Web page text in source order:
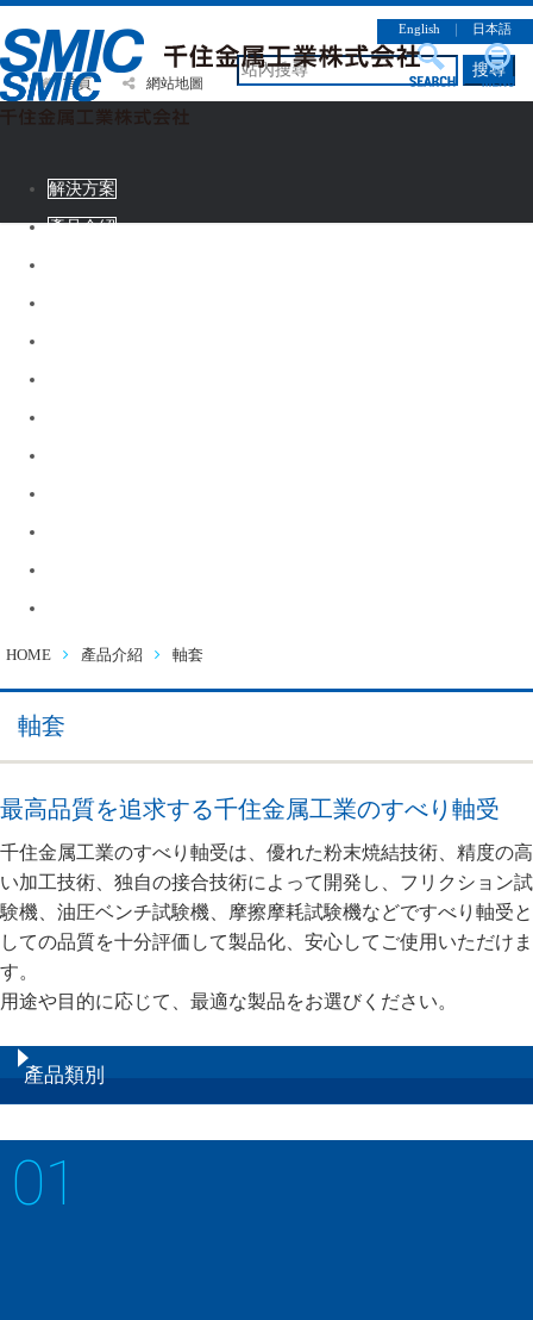
English ｜ 日本語
首頁 網站地圖
搜尋
解決方案
產品介紹
HOME 產品介紹 軸套
軸套
最高品質を追求する千住金属工業のすべり軸受
千住金属工業のすべり軸受は、優れた粉末焼結技術、精度の高
い加工技術、独自の接合技術によって開発し、フリクション試
験機、油圧ベンチ試験機、摩擦摩耗試験機などですべり軸受と
しての品質を十分評価して製品化、安心してご使用いただけま
す。
用途や目的に応じて、最適な製品をお選びください。
產品類別
01